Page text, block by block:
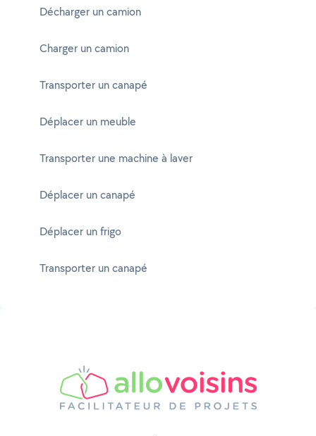
Décharger un camion
Charger un camion
Transporter un canapé
Déplacer un meuble
Transporter une machine à laver
Déplacer un canapé
Déplacer un frigo
Transporter un canapé